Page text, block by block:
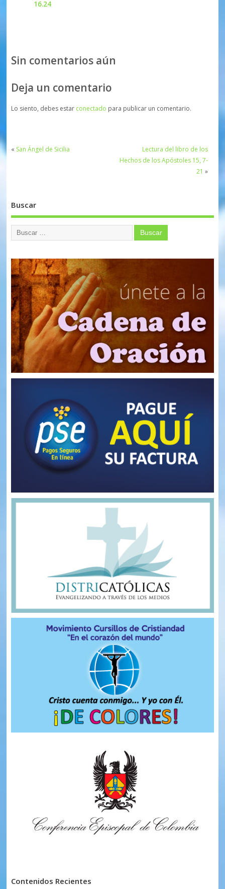
16.24
Sin comentarios aún
Deja un comentario
Lo siento, debes estar conectado para publicar un comentario.
« San Ángel de Sicilia
Lectura del libro de los
Hechos de los Apóstoles 15, 7-
21 »
Buscar
Contenidos Recientes